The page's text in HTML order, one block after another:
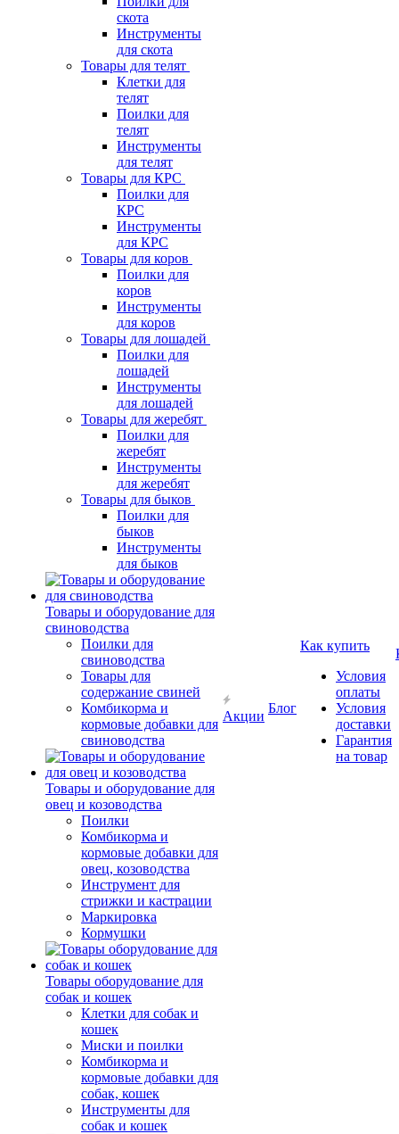
скота
Инструменты
для скота
Товары для телят
Клетки для
телят
Поилки для
телят
Инструменты
для телят
Товары для КРС
Поилки для
КРС
Инструменты
для КРС
Товары для коров
Поилки для
коров
Инструменты
для коров
Товары для лошадей
Поилки для
лошадей
Инструменты
для лошадей
Товары для жеребят
Поилки для
жеребят
Инструменты
для жеребят
Товары для быков
Поилки для
быков
Инструменты
для быков
Товары и оборудование для
свиноводства
Поилки для
свиноводства
Товары для
содержание свиней
Комбикорма и
кормовые добавки для
свиноводства
Товары и оборудование для
овец и козоводства
Поилки
Комбикорма и
кормовые добавки для
овец, козоводства
Инструмент для
стрижки и кастрации
Маркировка
Кормушки
Товары оборудование для
собак и кошек
Клетки для собак и
кошек
Миски и поилки
Комбикорма и
кормовые добавки для
собак, кошек
Инструменты для
собак и кошек
Акции
Блог
Как купить
Условия
оплаты
Условия
доставки
Гарантия
на товар